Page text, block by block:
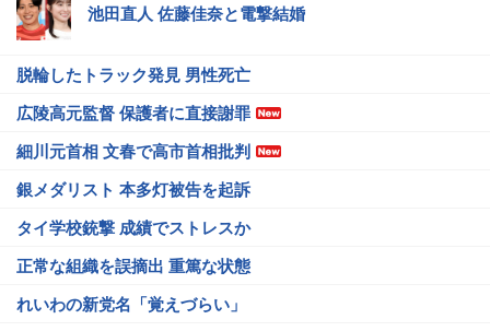
池田直人 佐藤佳奈と電撃結婚
脱輪したトラック発見 男性死亡
広陵高元監督 保護者に直接謝罪
細川元首相 文春で高市首相批判
銀メダリスト 本多灯被告を起訴
タイ学校銃撃 成績でストレスか
正常な組織を誤摘出 重篤な状態
れいわの新党名「覚えづらい」